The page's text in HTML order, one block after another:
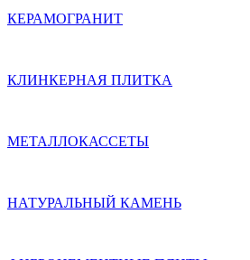
КЕРАМОГРАНИТ
КЛИНКЕРНАЯ ПЛИТКА
МЕТАЛЛОКАССЕТЫ
НАТУРАЛЬНЫЙ КАМЕНЬ